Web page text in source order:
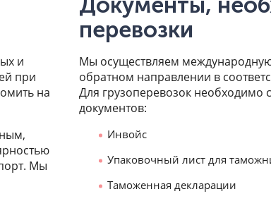
и
при
на
Мы
перевозки
Мы осуществляем
обратном направлении в
Для грузоперевозок необходимо
документов:
Инвойс
Упаковочный лист для
Таможенная декларации